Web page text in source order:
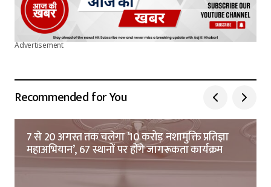
Advertisement
Recommended for You
7 से 20 अगस्त तक चलेगा ’10 करोड़ नशामुक्ति प्रतिज्ञा
महाअभियान’, 67 स्थानों पर होंगे जागरूकता कार्यक्रम